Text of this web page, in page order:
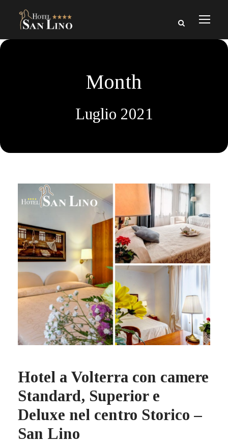
Month
Luglio 2021
Hotel a Volterra con camere
Standard, Superior e
Deluxe nel centro Storico –
San Lino